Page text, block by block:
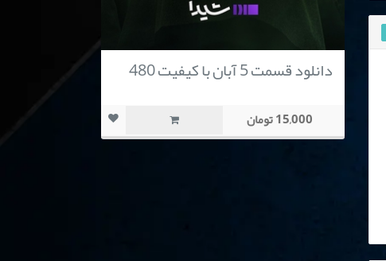
دانلود قسمت 5 آبان با کیفیت 480
15,000 تومان